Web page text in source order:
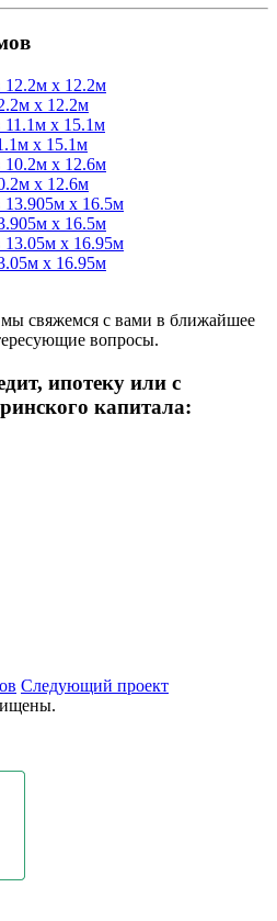
х 12.2м
х 15.1м
х 12.6м
х 16.5м
х 16.95м
свяжемся с вами в ближайшее
вопросы.
ипотеку или с
капитала:
Следующий проект